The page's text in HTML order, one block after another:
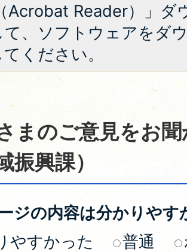
Acrobat Reader）」ダ
て、ソフトウェアをダ
ください。
まのご意見をお
振興課）
ジの内容は分かりやす
やすかった
普通